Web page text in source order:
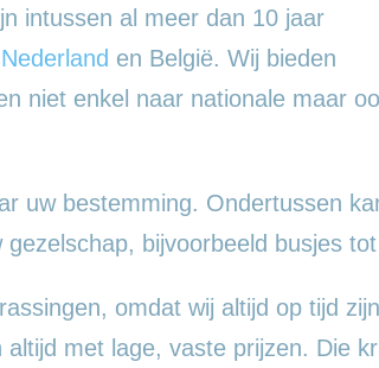
intussen al meer dan 10 jaar
Nederland en België. Wij bieden
niet enkel naar nationale maar
uw bestemming. Ondertussen
bijvoorbeeld busjes
omdat wij altijd op tijd
met lage, vaste prijzen. Die